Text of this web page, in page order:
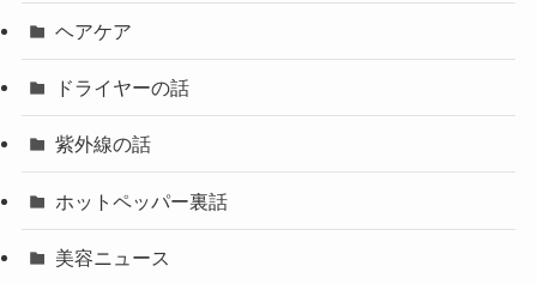
ヘアケア
ドライヤーの話
紫外線の話
ホットペッパー裏話
美容ニュース